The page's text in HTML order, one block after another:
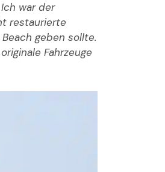
war der
restaurierte
geben sollte.
Fahrzeuge